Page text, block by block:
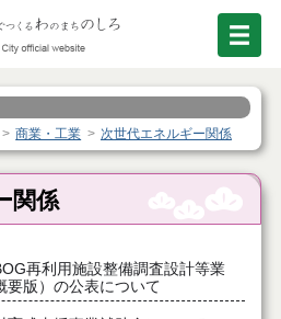
商業・工業 次世代エネルギー関係
関係
再利用施設整備調査設計等業
版）の公表について